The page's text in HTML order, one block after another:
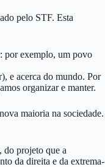
pelo STF. Esta
por exemplo, um povo
e acerca do mundo. Por
organizar e manter.
maioria na sociedade.
do projeto que a
da direita e da extrema-